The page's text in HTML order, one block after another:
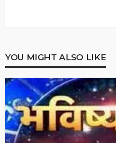
YOU MIGHT ALSO LIKE